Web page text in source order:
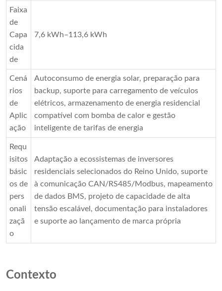
Faixa
de
Capa
cida
de
7,6 kWh–113,6 kWh
Cená
rios
de
Aplic
ação
Autoconsumo de energia solar, preparação para
backup, suporte para carregamento de veículos
elétricos, armazenamento de energia residencial
compatível com bomba de calor e gestão
inteligente de tarifas de energia
Requ
isitos
básic
os de
pers
onali
zaçã
o
Adaptação a ecossistemas de inversores
residenciais selecionados do Reino Unido, suporte
à comunicação CAN/RS485/Modbus, mapeamento
de dados BMS, projeto de capacidade de alta
tensão escalável, documentação para instaladores
e suporte ao lançamento de marca própria
Contexto